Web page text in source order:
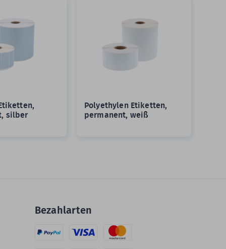
silber
Polyethylen Etiketten,
permanent, weiß
Bezahlarten